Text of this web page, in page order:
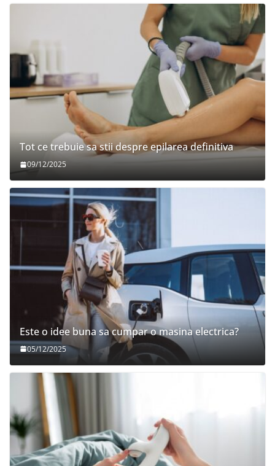
Tot ce trebuie sa stii despre epilarea definitiva
09/12/2025
Este o idee buna sa cumpar o masina electrica?
05/12/2025